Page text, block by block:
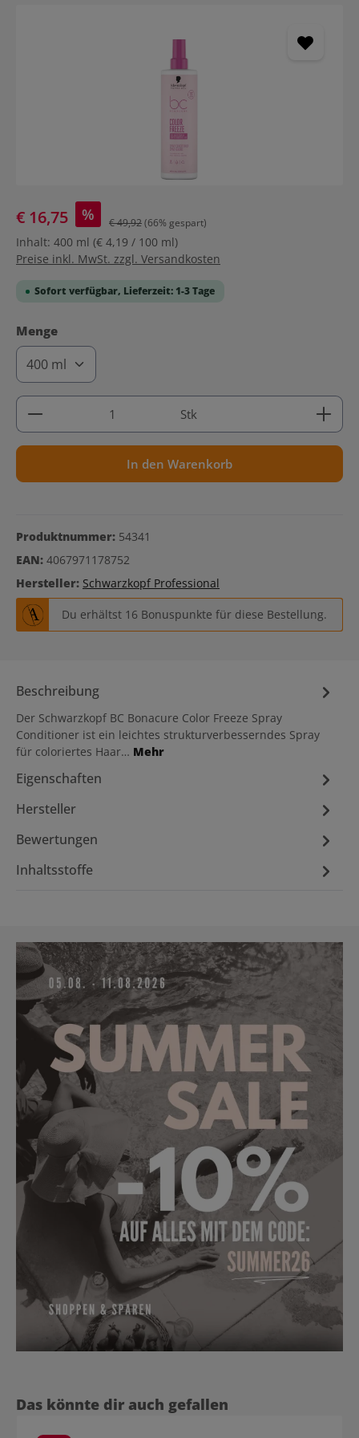
€ 16,75 % € 49,92(66% gespart)
Inhalt: 400 ml (€ 4,19 / 100 ml)
Preise inkl. MwSt. zzgl. Versandkosten
Sofort verfügbar, Lieferzeit: 1-3 Tage
Mengeauswählen
Produkt Anzahl: Gib den gewünschten Wert ein
Stk
In den Warenkorb
Produktnummer: 54341
EAN: 4067971178752
Hersteller: Schwarzkopf Professional
Du erhältst 16 Bonuspunkte für diese Bestellung.
Beschreibung
Der Schwarzkopf BC Bonacure Color Freeze Spray
Conditioner ist ein leichtes strukturverbesserndes Spray
für coloriertes Haar… Mehr
Eigenschaften
Hersteller
Bewertungen
Inhaltsstoffe
Produktgalerie überspringen
Das könnte dir auch gefallen